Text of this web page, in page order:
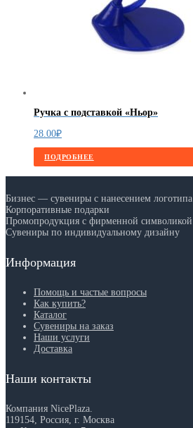
Ручка с подставкой «Ньор»
28.00₽
ПОДРОБНЕЕ
Бизнес — сувениры с нанесением логотипа
Корпоративные подарки
Промопродукция с фирменной символикой
Сувениры по индивидуальному дизайну
Информация
Помощь и частые вопросы
Как купить?
Каталог
Сувениры на заказ
Наши услуги
Доставка
Наши контакты
Компания NicePlaza.
119154, Россия, г. Москва